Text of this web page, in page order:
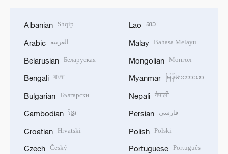
Albanian Shqip
Arabic العربية
Belarusian Беларуская
Bengali বাংলা
Bulgarian Български
Cambodian ខ្មែរ
Croatian Hrvatski
Czech Český
Lao ລາວ
Malay Bahasa Melayu
Mongolian Монгол
Myanmar မြန်မာဘာသာ
Nepali नेपाली
Persian فارسی
Polish Polski
Portuguese Português